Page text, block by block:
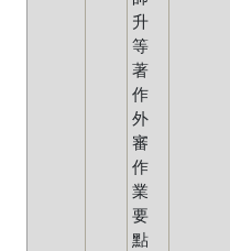
升
等
著
作
外
審
作
業
要
點